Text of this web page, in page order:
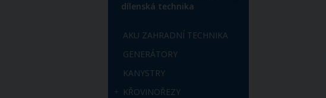
dílenská technika
AKU ZAHRADNÍ TECHNIKA
GENERÁTORY
KANYSTRY
KŘOVINOŘEZY